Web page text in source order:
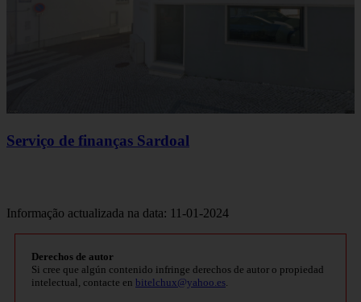
Serviço de finanças Sardoal
Informação actualizada na data: 11-01-2024
Derechos de autor
Si cree que algún contenido infringe derechos de autor o propiedad
intelectual, contacte en bitelchux@yahoo.es.